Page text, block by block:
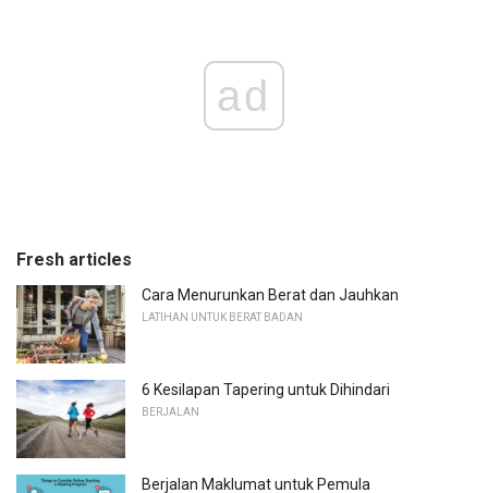
ad
Fresh articles
Cara Menurunkan Berat dan Jauhkan
LATIHAN UNTUK BERAT BADAN
6 Kesilapan Tapering untuk Dihindari
BERJALAN
Berjalan Maklumat untuk Pemula